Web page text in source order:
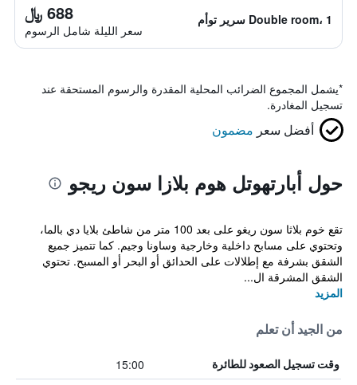
Double room، 1 سرير توأم 688 ﷼
سعر الليلة شامل الرسوم
*يشمل المجموع الضرائب المحلية المقدرة والرسوم المستحقة عند
تسجيل المغادرة.
أفضل سعر مضمون
حول أبارتهوتل هوم بلازا سون ريجو
تقع خوم بلاثا سون ريغو على بعد 100 متر من شاطئ بلايا دي بالما،
وتحتوي على مسابح داخلية وخارجية وساونا وجيم. كما تتميز جميع
الشقق بشرفة مع إطلالات على الحدائق أو البحر أو المسبح. تحتوي
الشقق المشرقة ال...
المزيد
من الجيد أن تعلم
وقت تسجيل الصعود للطائرة 15:00